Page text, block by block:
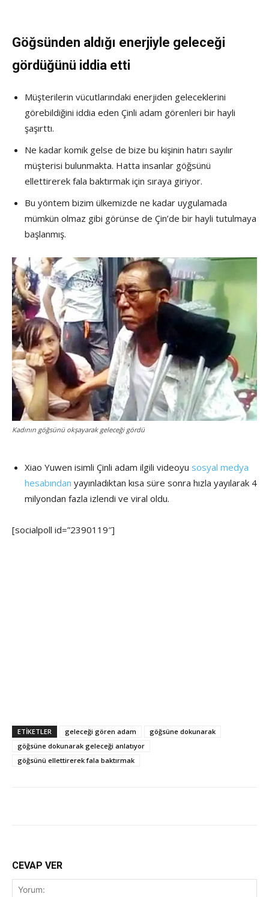
Göğsünden aldığı enerjiyle geleceği
gördüğünü iddia etti
Müşterilerin vücutlarındaki enerjiden geleceklerini
görebildiğini iddia eden Çinli adam görenleri bir hayli
şaşırttı.
Ne kadar komik gelse de bize bu kişinin hatırı sayılır
müşterisi bulunmakta. Hatta insanlar göğsünü
ellettirerek fala baktırmak için sıraya giriyor.
Bu yöntem bizim ülkemizde ne kadar uygulamada
mümkün olmaz gibi görünse de Çin’de bir hayli tutulmaya
başlanmış.
Kadının göğsünü okşayarak geleceği gördü
Xiao Yuwen isimli Çinli adam ilgili videoyu sosyal medya
hesabından yayınladıktan kısa süre sonra hızla yayılarak 4
milyondan fazla izlendi ve viral oldu.
[socialpoll id=”2390119″]
ETİKETLER geleceği gören adam
göğsüne dokunarak
göğsüne dokunarak geleceği anlatıyor
göğsünü ellettirerek fala baktırmak
CEVAP VER